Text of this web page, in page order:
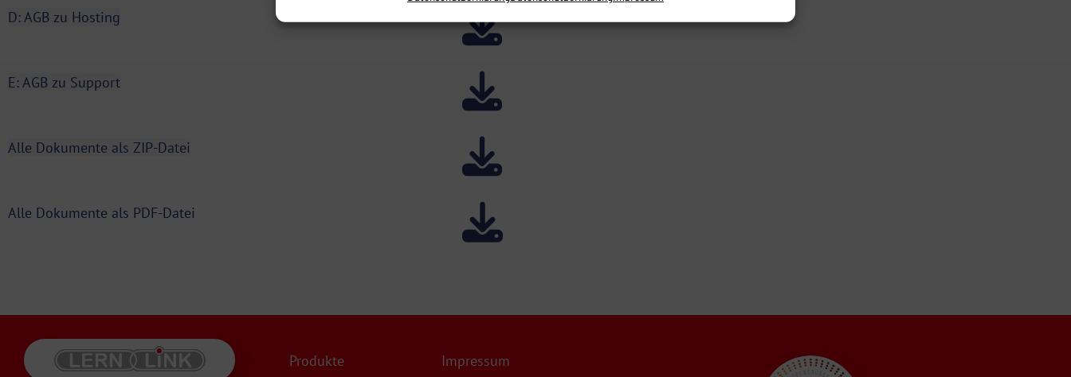
D: AGB zu Hosting
E: AGB zu Support
Alle Dokumente als ZIP-Datei
Alle Dokumente als PDF-Datei
Produkte Impressum